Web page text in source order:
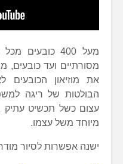
מעל 400
מסורתיים ועד כובעים,
את מוזיאון הכובעים
הבולטות של ריגה
עצום כשל תכשיט עתיק
מיוחד משל עצמו.
ישנה אפשרות לסיור